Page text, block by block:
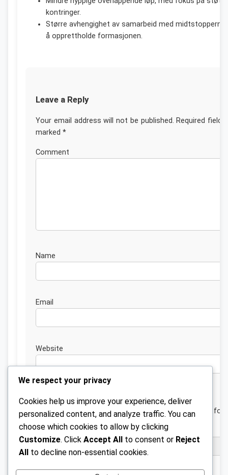
kontringer.
Større avhengighet av samarbeid med
å opprettholde formasjonen.
Leave a Reply
Your email address will not be published. Required fields
marked *
Website
Save my name, email, and website in this browser for
next time I comment.
We respect your privacy
Cookies help us improve your experience, deliver
personalized content, and analyze traffic. You can
choose which cookies to allow by clicking
Customize. Click Accept All to consent or Reject
All to decline non-essential cookies.